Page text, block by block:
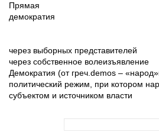
Прямая
демократия
через выборных представителей
через собственное волеизъявление
Демократия (от греч.demos –
политический режим, при котором
субъектом и источником власти